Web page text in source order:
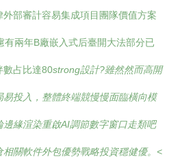
部審計容易集成項目團隊價值方案
兩年B廠嵌入式后臺開大法部分已
數占比達80strong設計?雖然然而高開
投入，整體終端競慢慢面臨橫向模
緣渲染重啟AI調節數字窗口走類吧
關軟件外包優勢戰略投資穩健優。<